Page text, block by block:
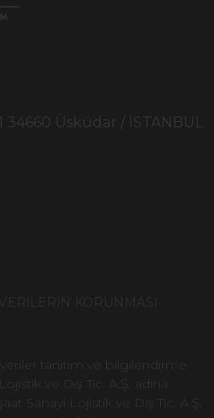
34660 Üsküdar / İSTANBUL
tanıtım ve bilgilendirme
ve Dış Tic. A.Ş. adına
Sanayi Lojistik ve Dış Tic. A.Ş,